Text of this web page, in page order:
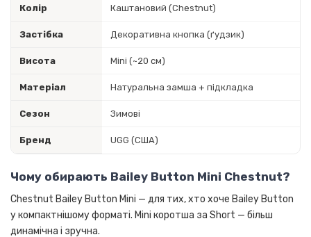
Колір Каштановий (Chestnut)
Застібка Декоративна кнопка (ґудзик)
Висота Mini (~20 см)
Матеріал Натуральна замша + підкладка
Сезон Зимові
Бренд UGG (США)
Чому обирають Bailey Button Mini Chestnut?
Chestnut Bailey Button Mini — для тих, хто хоче Bailey Button
у компактнішому форматі. Mini коротша за Short — більш
динамічна і зручна.